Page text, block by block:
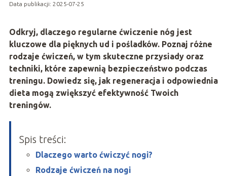
Data publikacji: 2025-07-25
Odkryj, dlaczego regularne ćwiczenie nóg jest
kluczowe dla pięknych ud i pośladków. Poznaj różne
rodzaje ćwiczeń, w tym skuteczne przysiady oraz
techniki, które zapewnią bezpieczeństwo podczas
treningu. Dowiedz się, jak regeneracja i odpowiednia
dieta mogą zwiększyć efektywność Twoich
treningów.
Spis treści:
Dlaczego warto ćwiczyć nogi?
Rodzaje ćwiczeń na nogi